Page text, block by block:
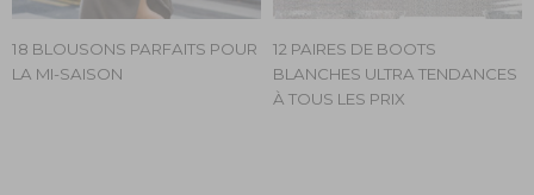
18 BLOUSONS PARFAITS POUR
LA MI-SAISON
12 PAIRES DE BOOTS
BLANCHES ULTRA TENDANCES
À TOUS LES PRIX